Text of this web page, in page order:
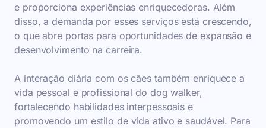
e proporciona experiências enriquecedoras. Além
disso, a demanda por esses serviços está crescendo,
o que abre portas para oportunidades de expansão e
desenvolvimento na carreira.
A interação diária com os cães também enriquece a
vida pessoal e profissional do dog walker,
fortalecendo habilidades interpessoais e
promovendo um estilo de vida ativo e saudável. Para